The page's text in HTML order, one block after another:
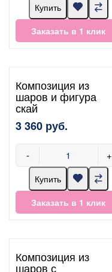
Купить
Заказать в 1 клик
Композиция из
шаров и фигура
скай
3 360 руб.
- +
Купить
Заказать в 1 клик
Композиция из
шаров с